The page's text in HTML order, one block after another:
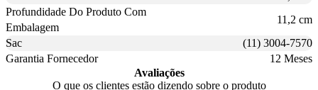
Profundidade Do Produto Com
Embalagem
11,2 cm
Sac
(11) 3004-7570
Garantia Fornecedor
12 Meses
Avaliações
O que os clientes estão dizendo sobre o produto